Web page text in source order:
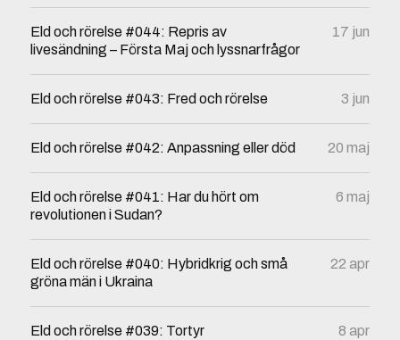
Eld och rörelse #044: Repris av
livesändning – Första Maj och lyssnarfrågor
17 jun
Eld och rörelse #043: Fred och rörelse 3 jun
Eld och rörelse #042: Anpassning eller död 20 maj
Eld och rörelse #041: Har du hört om
revolutionen i Sudan?
6 maj
Eld och rörelse #040: Hybridkrig och små
gröna män i Ukraina
22 apr
Eld och rörelse #039: Tortyr 8 apr